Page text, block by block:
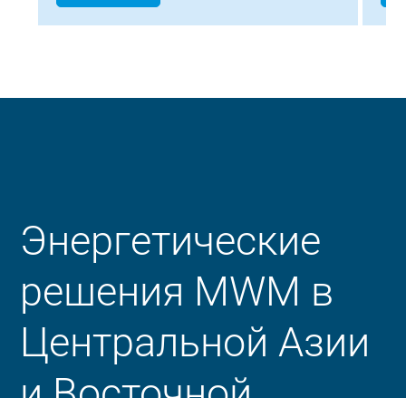
Энергетические
решения MWM в
Центральной Азии